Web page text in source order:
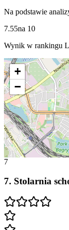
Na podstawie
7.55na 10
Wynik w rankingu
+
−
7
7. Stolarnia